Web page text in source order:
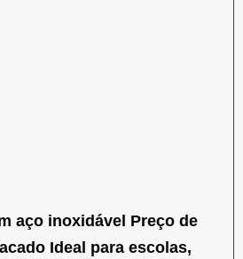
aço inoxidável Preço de
Ideal para escolas,